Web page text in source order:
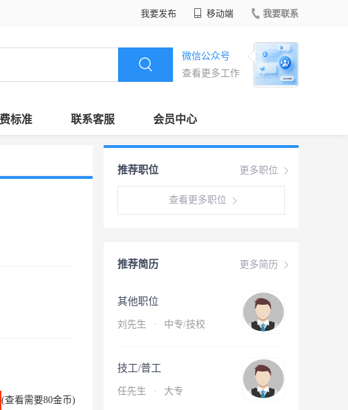
我要发布 移动端 我要联系
微信公众号
查看更多工作
标准 联系客服 会员中心
(查看需要80金币)
更多职位
推荐职位
查看更多职位
更多简历
推荐简历
其他职位
刘先生 · 中专/技校
技工/普工
任先生 · 大专